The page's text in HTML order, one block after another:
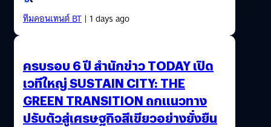
ทีมคอนเทนต์ BT| 1 days ago
ครบรอบ 6 ปี สำนักข่าว TODAY เปิด
เวทีใหญ่ SUSTAIN CITY: THE
GREEN TRANSITION ถกแนวทาง
ปรับตัวสู่เศรษฐกิจสีเขียวอย่างยั่งยืน